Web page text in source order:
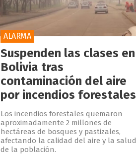
Suspenden las clases en
Bolivia tras
contaminación del aire
por incendios forestales
Los incendios forestales quemaron
aproximadamente 2 millones de
hectáreas de bosques y pastizales,
afectando la calidad del aire y la salud
de la población.
ALARMA